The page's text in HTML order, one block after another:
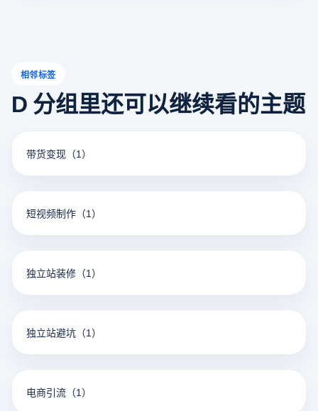
相邻标签
D 分组里还可以继续看的主题
带货变现 （1）
短视频制作 （1）
独立站装修 （1）
独立站避坑 （1）
电商引流 （1）